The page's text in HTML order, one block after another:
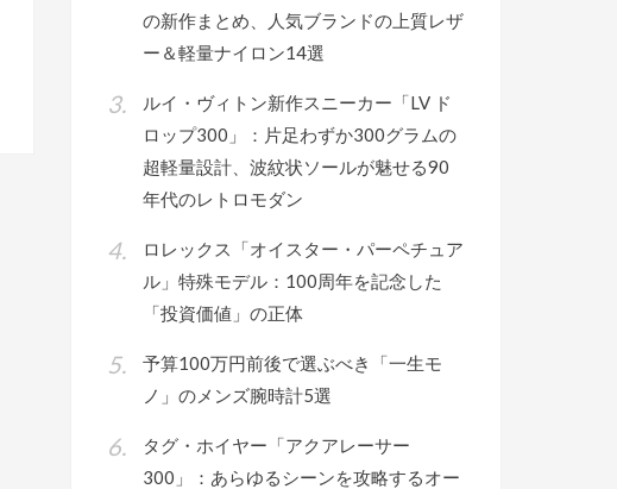
の新作まとめ、人気ブランドの上質レザ
ー＆軽量ナイロン14選
ルイ・ヴィトン新作スニーカー「LV ド
ロップ300」：片足わずか300グラムの
超軽量設計、波紋状ソールが魅せる90
年代のレトロモダン
ロレックス「オイスター・パーペチュア
ル」特殊モデル：100周年を記念した
「投資価値」の正体
予算100万円前後で選ぶべき「一生モ
ノ」のメンズ腕時計5選
タグ・ホイヤー「アクアレーサー
300」：あらゆるシーンを攻略するオー